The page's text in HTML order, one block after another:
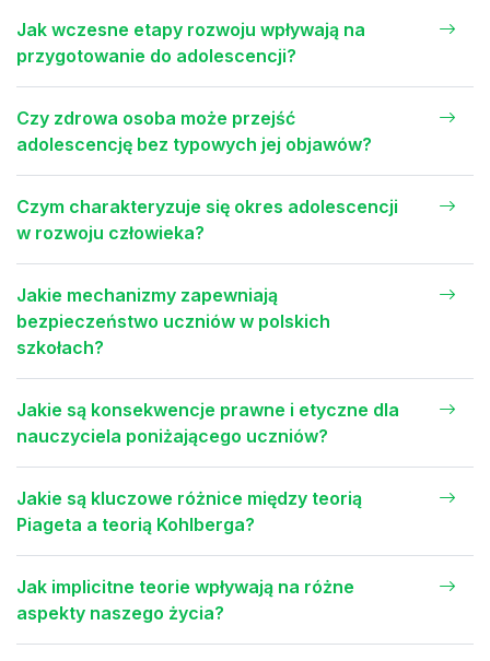
Jak wczesne etapy rozwoju wpływają na
przygotowanie do adolescencji?
Czy zdrowa osoba może przejść
adolescencję bez typowych jej objawów?
Czym charakteryzuje się okres adolescencji
w rozwoju człowieka?
Jakie mechanizmy zapewniają
bezpieczeństwo uczniów w polskich
szkołach?
Jakie są konsekwencje prawne i etyczne dla
nauczyciela poniżającego uczniów?
Jakie są kluczowe różnice między teorią
Piageta a teorią Kohlberga?
Jak implicitne teorie wpływają na różne
aspekty naszego życia?